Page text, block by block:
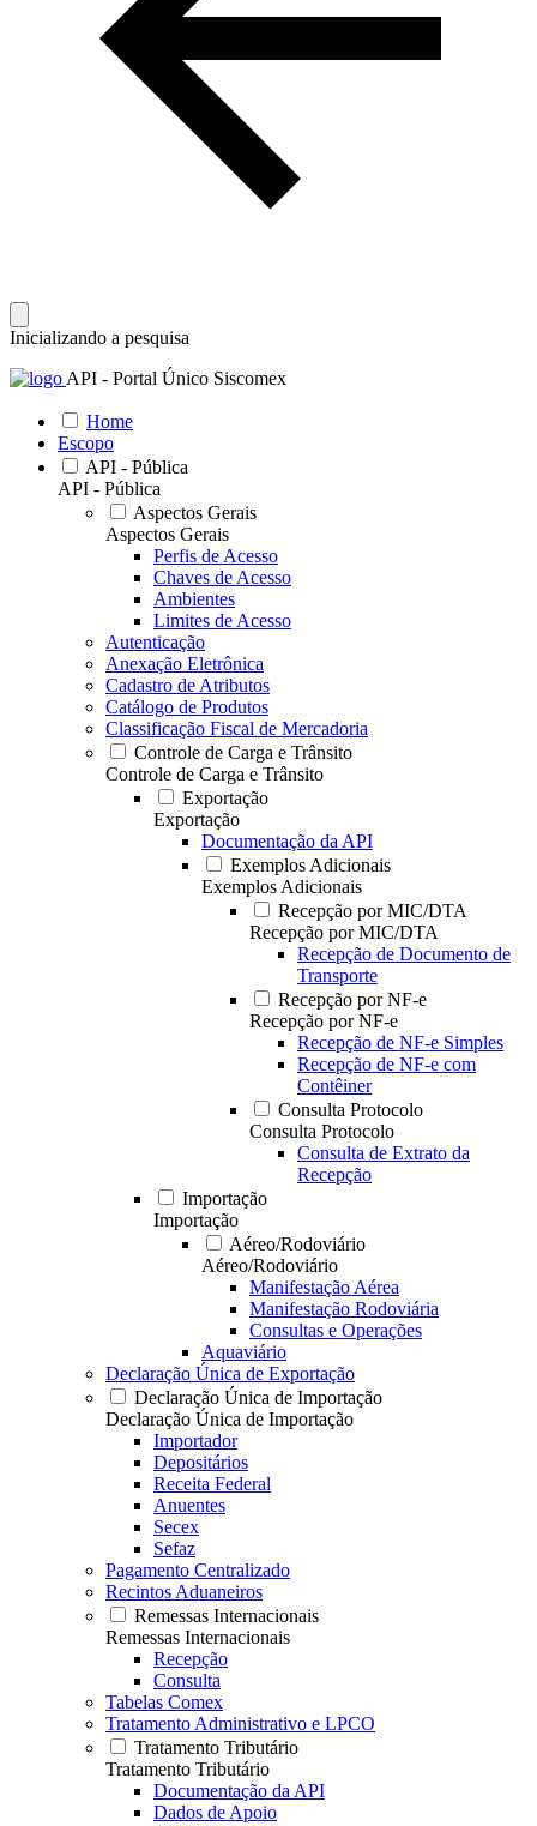
Inicializando a pesquisa
API - Portal Único Siscomex
Home
Escopo
API - Pública
API - Pública
Aspectos Gerais
Aspectos Gerais
Perfis de Acesso
Chaves de Acesso
Ambientes
Limites de Acesso
Autenticação
Anexação Eletrônica
Cadastro de Atributos
Catálogo de Produtos
Classificação Fiscal de Mercadoria
Controle de Carga e Trânsito
Controle de Carga e Trânsito
Exportação
Exportação
Documentação da API
Exemplos Adicionais
Exemplos Adicionais
Recepção por MIC/DTA
Recepção por MIC/DTA
Recepção de Documento de
Transporte
Recepção por NF-e
Recepção por NF-e
Recepção de NF-e Simples
Recepção de NF-e com
Contêiner
Consulta Protocolo
Consulta Protocolo
Consulta de Extrato da
Recepção
Importação
Importação
Aéreo/Rodoviário
Aéreo/Rodoviário
Manifestação Aérea
Manifestação Rodoviária
Consultas e Operações
Aquaviário
Declaração Única de Exportação
Declaração Única de Importação
Declaração Única de Importação
Importador
Depositários
Receita Federal
Anuentes
Secex
Sefaz
Pagamento Centralizado
Recintos Aduaneiros
Remessas Internacionais
Remessas Internacionais
Recepção
Consulta
Tabelas Comex
Tratamento Administrativo e LPCO
Tratamento Tributário
Tratamento Tributário
Documentação da API
Dados de Apoio